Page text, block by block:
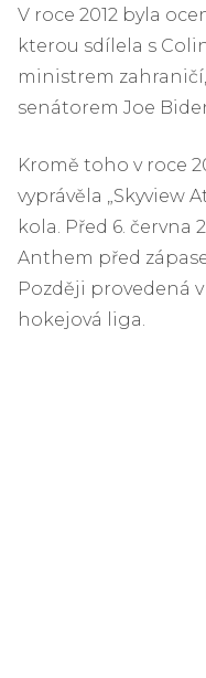
V roce 2012 byla
kterou sdílela s
ministrem
senátorem Joe
Kromě toho v roce
vyprávěla „Skyview
kola. Před 6. června
Anthem před
Později provedená
hokejová liga.